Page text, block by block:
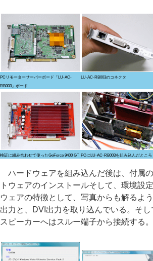
PCリモーターサーバーボード「LU-AC-
RB003」ボード
LU-AC-RB003のコネクタ
検証に組み合わせて使ったGeForce 9400 GT PCにLU-AC-RB003を組み込んだところ
ハードウェアを組み込んだ後は、付属
トウェアのインストールそして、環境設
ウェアの特徴として、写真からも解るよ
出力と、DVI出力を取り込んでいる。そ
スピーカーへはスルー端子から接続する。